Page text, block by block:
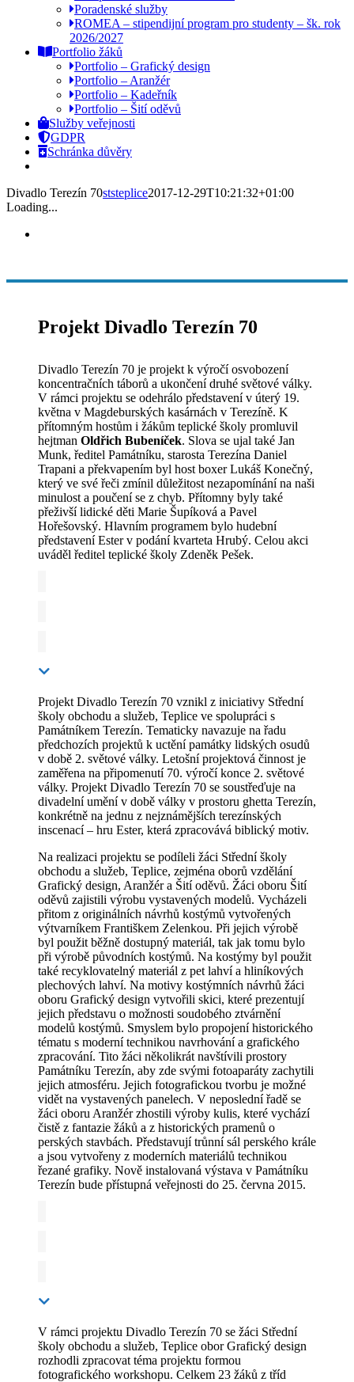
Poradenské služby
ROMEA – stipendijní program pro studenty – šk. rok
2026/2027
Portfolio žáků
Portfolio – Grafický design
Portfolio – Aranžér
Portfolio – Kadeřník
Portfolio – Šití oděvů
Služby veřejnosti
GDPR
Schránka důvěry
Divadlo Terezín 70ststeplice2017-12-29T10:21:32+01:00
Loading...
Projekt Divadlo Terezín 70
Divadlo Terezín 70 je projekt k výročí osvobození
koncentračních táborů a ukončení druhé světové války.
V rámci projektu se odehrálo představení v úterý 19.
května v Magdeburských kasárnách v Terezíně. K
přítomným hostům i žákům teplické školy promluvil
hejtman Oldřich Bubeníček. Slova se ujal také Jan
Munk, ředitel Památníku, starosta Terezína Daniel
Trapani a překvapením byl host boxer Lukáš Konečný,
který ve své řeči zmínil důležitost nezapomínání na naši
minulost a poučení se z chyb. Přítomny byly také
přeživší lidické děti Marie Šupíková a Pavel
Hořešovský. Hlavním programem bylo hudební
představení Ester v podání kvarteta Hrubý. Celou akci
uváděl ředitel teplické školy Zdeněk Pešek.
Projekt Divadlo Terezín 70 vznikl z iniciativy Střední
školy obchodu a služeb, Teplice ve spolupráci s
Památníkem Terezín. Tematicky navazuje na řadu
předchozích projektů k uctění památky lidských osudů
v době 2. světové války. Letošní projektová činnost je
zaměřena na připomenutí 70. výročí konce 2. světové
války. Projekt Divadlo Terezín 70 se soustřeďuje na
divadelní umění v době války v prostoru ghetta Terezín,
konkrétně na jednu z nejznámějších terezínských
inscenací – hru Ester, která zpracovává biblický motiv.
Na realizaci projektu se podíleli žáci Střední školy
obchodu a služeb, Teplice, zejména oborů vzdělání
Grafický design, Aranžér a Šití oděvů. Žáci oboru Šití
oděvů zajistili výrobu vystavených modelů. Vycházeli
přitom z originálních návrhů kostýmů vytvořených
výtvarníkem Františkem Zelenkou. Při jejich výrobě
byl použit běžně dostupný materiál, tak jak tomu bylo
při výrobě původních kostýmů. Na kostýmy byl použit
také recyklovatelný materiál z pet lahví a hliníkových
plechových lahví. Na motivy kostýmních návrhů žáci
oboru Grafický design vytvořili skici, které prezentují
jejich představu o možnosti soudobého ztvárnění
modelů kostýmů. Smyslem bylo propojení historického
tématu s moderní technikou navrhování a grafického
zpracování. Tito žáci několikrát navštívili prostory
Památníku Terezín, aby zde svými fotoaparáty zachytili
jejich atmosféru. Jejich fotografickou tvorbu je možné
vidět na vystavených panelech. V neposlední řadě se
žáci oboru Aranžér zhostili výroby kulis, které vychází
čistě z fantazie žáků a z historických pramenů o
perských stavbách. Představují trůnní sál perského krále
a jsou vytvořeny z moderních materiálů technikou
řezané grafiky. Nově instalovaná výstava v Památníku
Terezín bude přístupná veřejnosti do 25. června 2015.
V rámci projektu Divadlo Terezín 70 se žáci Střední
školy obchodu a služeb, Teplice obor Grafický design
rozhodli zpracovat téma projektu formou
fotografického workshopu. Celkem 23 žáků z tříd